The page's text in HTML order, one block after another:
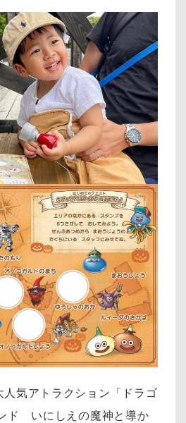
人気アトラクション「ドラゴ
ド いにしえの魔神と導か